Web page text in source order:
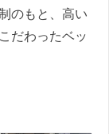
のもと、高い
だわったベッ